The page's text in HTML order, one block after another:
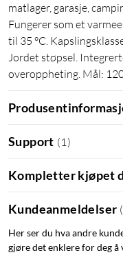
matlager, garasje,
Fungerer som et
til 35 °C.
Jordet støpsel.
overoppheting. Mål:
Support (1 )
Kompletter kjøpet
Kundeanmeldelser (
Her ser du hva andre
gjøre det enklere for deg